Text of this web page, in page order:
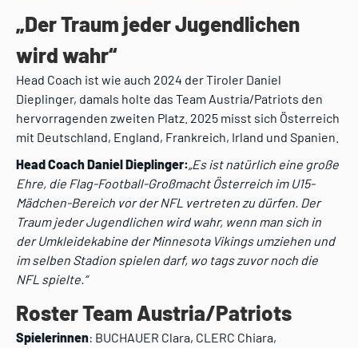
„Der Traum jeder Jugendlichen
wird wahr“
Head Coach ist wie auch 2024 der Tiroler Daniel
Dieplinger, damals holte das Team Austria/Patriots den
hervorragenden zweiten Platz. 2025 misst sich Österreich
mit Deutschland, England, Frankreich, Irland und Spanien.
Head Coach Daniel Dieplinger:„Es ist natürlich eine große
Ehre, die Flag-Football-Großmacht Österreich im U15-
Mädchen-Bereich vor der NFL vertreten zu dürfen. Der
Traum jeder Jugendlichen wird wahr, wenn man sich in
der Umkleidekabine der Minnesota Vikings umziehen und
im selben Stadion spielen darf, wo tags zuvor noch die
NFL spielte.“
Roster Team Austria/Patriots
Spielerinnen: BUCHAUER Clara, CLERC Chiara,